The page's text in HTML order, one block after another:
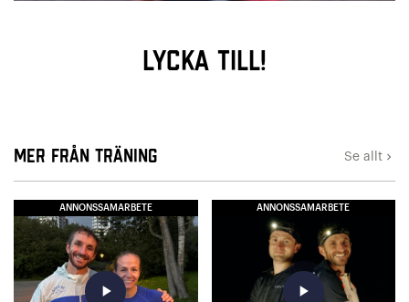
Lycka till!
Mer från Träning Se allt keyboard_arrow_right
ANNONSSAMARBETE
play_arrow
ANNONSSAMARBETE
play_arrow